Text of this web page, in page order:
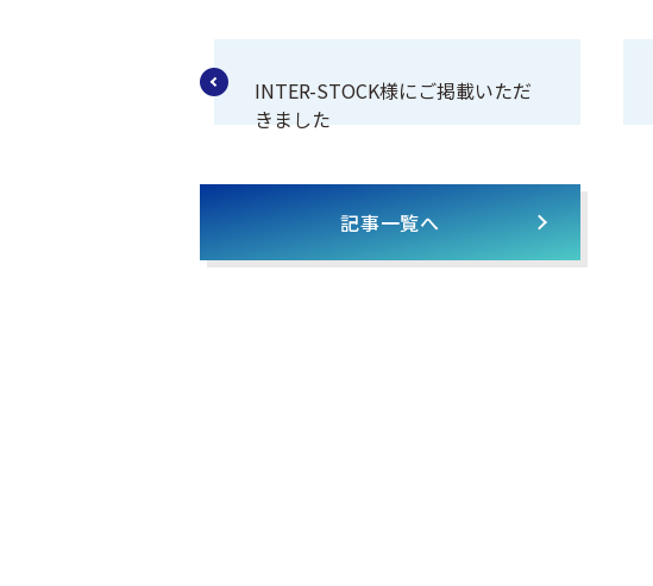
INTER-STOCK様にご掲載いただ
きました
記事一覧へ